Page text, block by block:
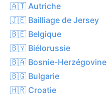
🇦🇹 Autriche
🇯🇪 Bailliage de Jersey
🇧🇪 Belgique
🇧🇾 Biélorussie
🇧🇦 Bosnie-Herzégovine
🇧🇬 Bulgarie
🇭🇷 Croatie